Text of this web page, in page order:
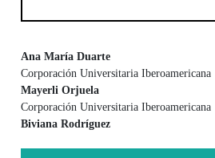
Contenido principal del
Ana María Duarte
Corporación Universitaria Iberoamericana
Mayerli Orjuela
Corporación Universitaria Iberoamericana
Biviana Rodríguez